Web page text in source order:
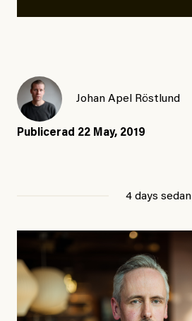
Johan Apel Röstlund
Publicerad 22 May, 2019
4 days sedan